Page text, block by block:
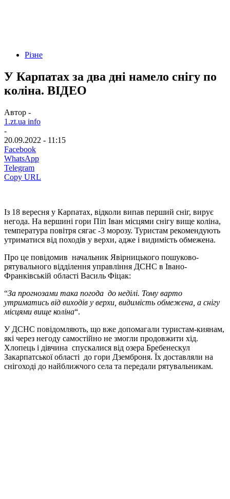
Різне
У Карпатах за два дні намело снігу по
коліна. ВІДЕО
Автор -
1.zt.ua info
-
20.09.2022 - 11:15
Facebook
WhatsApp
Telegram
Copy URL
Із 18 вересня у Карпатах, відколи випав перший сніг, вирує
негода. На вершині гори Піп Іван місцями снігу вище коліна,
температура повітря сягає -3 морозу. Туристам рекомендують
утриматися від походів у верхи, адже і видимість обмежена.
Про це повідомив начальник Явірницького пошуково-
рятувального відділення управління ДСНС в Івано-
Франківській області Василь Фіцак:
“За прогнозами така погода до неділі. Тому варто
утриматись від виходів у верхи, видимість обмежена, а снігу
місцями вище коліна“.
У ДСНС повідомляють, що вже допомагали туристам-киянам,
які через негоду самостійно не змогли продовжити хід.
Хлопець і дівчина спускалися від озера Бребенескул
Закарпатської області до гори Дземброня. Їх доставляли на
снігоході до найближчого села та передали рятувальникам.